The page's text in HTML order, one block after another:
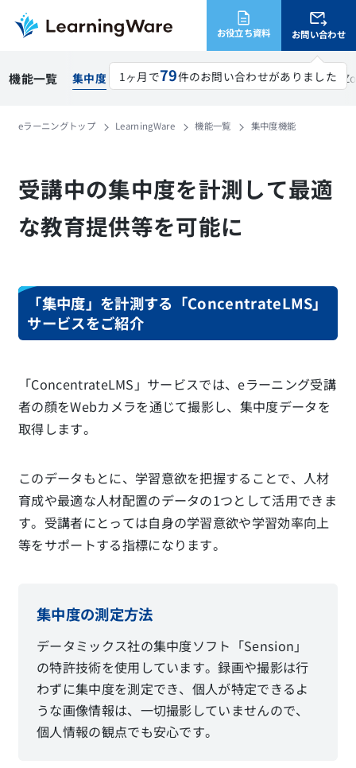
お役立ち資料 お問い合わせ
1ヶ月で79件のお問い合わせがありました
機能一覧
レコメンド 集中度 eラーニング受け放題 顔認証 ライブ配信
eラーニングトップ LearningWare 機能一覧 集中度機能
受講中の集中度を計測して最適
な教育提供等を可能に
「集中度」を計測する「ConcentrateLMS」
サービスをご紹介
「ConcentrateLMS」サービスでは、eラーニング受講
者の顔をWebカメラを通じて撮影し、集中度データを
取得します。
このデータもとに、学習意欲を把握することで、人材
育成や最適な人材配置のデータの1つとして活用できま
す。 受講者にとっては自身の学習意欲や学習効率向上
等をサポートする指標になります。
集中度の測定方法
データミックス社の集中度ソフト「Sension」
の特許技術を使用しています。録画や撮影は行
わずに集中度を測定でき、個人が特定できるよ
うな画像情報は、一切撮影していませんので、
個人情報の観点でも安心です。